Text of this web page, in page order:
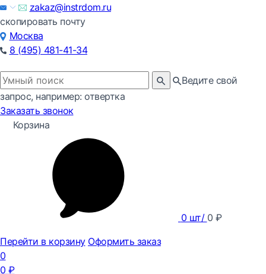
zakaz@instrdom.ru
скопировать почту
Москва
8 (495) 481-41-34
Ведите свой
запрос, например: отвертка
Заказать звонок
Корзина
0 шт/ 0 ₽
Перейти в корзину Оформить заказ
0
0 ₽